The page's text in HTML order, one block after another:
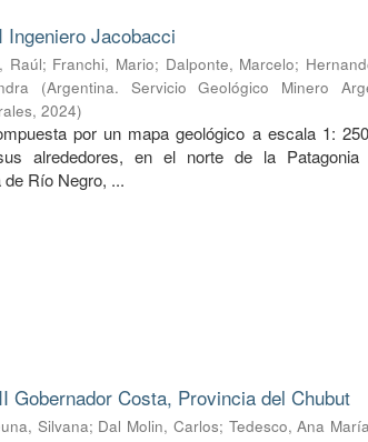
Ingeniero Jacobacci
Raúl; Franchi, Mario; Dalponte, Marcelo;
(Argentina. Servicio Geológico Minero
,2024)
por un mapa geológico a escala 1:
alrededores, en el norte de la Patagonia
de Río Negro, ...
Gobernador Costa, Provincia del Chubut
Silvana; Dal Molin, Carlos; Tedesco, Ana